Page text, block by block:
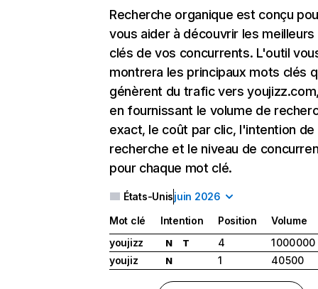
Recherche organique est conçu
vous aider à découvrir les
clés de vos concurrents. L'outil
montrera les principaux mots clés
génèrent du trafic vers
en fournissant le volume de
exact, le coût par clic, l'intention de
recherche et le niveau de
pour chaque mot clé.
États-Unisjuin 2026
Mot clé Intention Position
Volume
youjizz
N T 4
1 000 000
youjiz
N 1 40 500